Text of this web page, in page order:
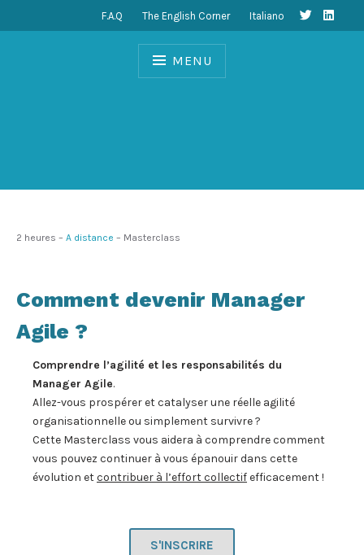
F.A.Q The English Corner Italiano
MENU
2 heures – A distance – Masterclass
Comment devenir Manager
Agile ?
Comprendre l’agilité et les responsabilités du
Manager Agile.
Allez-vous prospérer et catalyser une réelle agilité
organisationnelle ou simplement survivre ?
Cette Masterclass vous aidera à comprendre comment
vous pouvez continuer à vous épanouir dans cette
évolution etcontribuer à l’effort collectifefficacement !
S'INSCRIRE